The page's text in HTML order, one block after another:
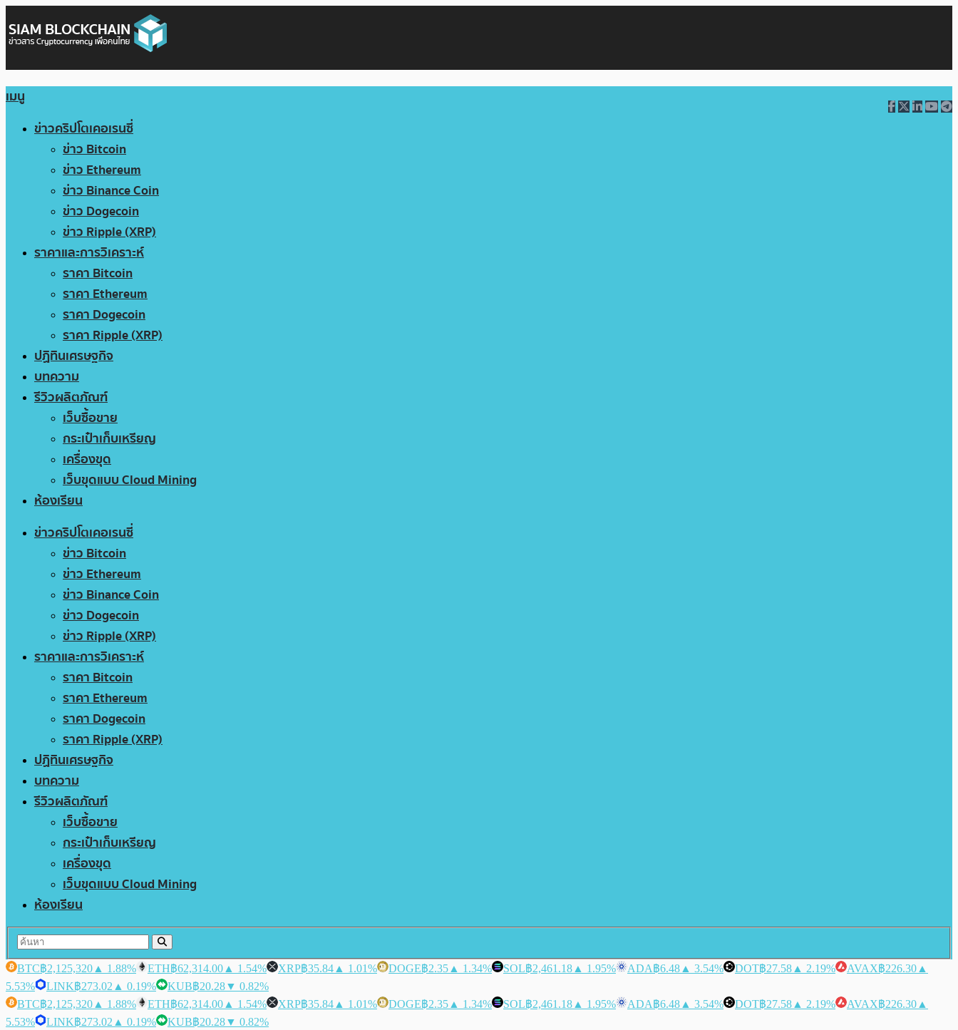
เมนู
ข่าวคริปโตเคอเรนซี่
ข่าว Bitcoin
ข่าว Ethereum
ข่าว Binance Coin
ข่าว Dogecoin
ข่าว Ripple (XRP)
ราคาและการวิเคราะห์
ราคา Bitcoin
ราคา Ethereum
ราคา Dogecoin
ราคา Ripple (XRP)
ปฏิทินเศรษฐกิจ
บทความ
รีวิวผลิตภัณฑ์
เว็บซื้อขาย
กระเป๋าเก็บเหรียญ
เครื่องขุด
เว็บขุดแบบ Cloud Mining
ห้องเรียน
ข่าวคริปโตเคอเรนซี่
ข่าว Bitcoin
ข่าว Ethereum
ข่าว Binance Coin
ข่าว Dogecoin
ข่าว Ripple (XRP)
ราคาและการวิเคราะห์
ราคา Bitcoin
ราคา Ethereum
ราคา Dogecoin
ราคา Ripple (XRP)
ปฏิทินเศรษฐกิจ
บทความ
รีวิวผลิตภัณฑ์
เว็บซื้อขาย
กระเป๋าเก็บเหรียญ
เครื่องขุด
เว็บขุดแบบ Cloud Mining
ห้องเรียน
BTC฿2,125,320 ▲ 1.88% ETH฿62,314.00 ▲ 1.54% XRP฿35.84 ▲ 1.01% DOGE฿2.35 ▲ 1.34% SOL฿2,461.18 ▲ 1.95% ADA฿6.48 ▲ 3.54% DOT฿27.58 ▲ 2.19% AVAX฿226.30 ▲
5.53%
LINK฿273.02 ▲ 0.19% KUB฿20.28▼ 0.82%
BTC฿2,125,320 ▲ 1.88% ETH฿62,314.00 ▲ 1.54% XRP฿35.84 ▲ 1.01% DOGE฿2.35 ▲ 1.34% SOL฿2,461.18 ▲ 1.95% ADA฿6.48 ▲ 3.54% DOT฿27.58 ▲ 2.19% AVAX฿226.30 ▲
5.53%
LINK฿273.02 ▲ 0.19% KUB฿20.28▼ 0.82%